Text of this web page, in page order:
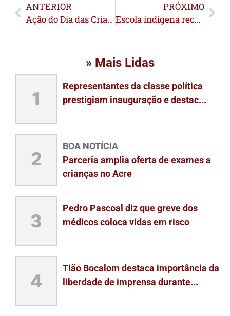
ANTERIOR
Ação do Dia das Crianças leva inclusão e diversão a mais de 500 crianças em seis comunidades de Rio Branco
PRÓXIMO
Escola indígena recebe poço para abastecimento de água
» Mais Lidas
1
Representantes da classe política
prestigiam inauguração e destac...
2
BOA NOTÍCIA
Parceria amplia oferta de exames a
crianças no Acre
3
Pedro Pascoal diz que greve dos
médicos coloca vidas em risco
4
Tião Bocalom destaca importância da
liberdade de imprensa durante...